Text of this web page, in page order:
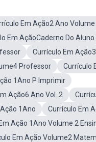
Em Ação2 Ano Volume
Em AçãoCaderno Do Aluno
Currículo Em
Professor
Currículo
1Ano P Imprimir
Ação6 Ano Vol. 2
1Ano
Currículo Em
Ação 1Ano Volume 2
Em Ação Volume2